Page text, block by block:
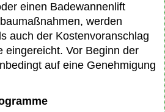
einen Badewannenlift
werden
auch der Kostenvoranschlag
eingereicht. Vor Beginn der
auf eine Genehmigung